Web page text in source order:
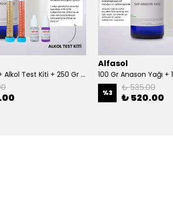
100 Gr Anason + Alkol Test Kiti + 250 Gr Gliserin
Alfasol
%3 ₺ 535.00
₺ 520.00